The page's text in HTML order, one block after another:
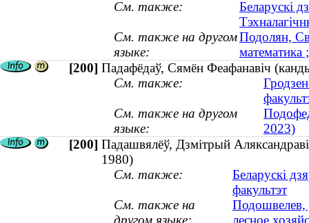
См. также:
Беларускі
См. также на другом
языке:
Подолян,
математика
[200] Падафёдаў, Сямён Феафанавіч
См. также:
См. также на другом
языке:
2023)
[200] Падашвялёў, Дзмітрый
1980)
См. также:
Беларускі
факультэт
См. также на
Подошвелев,